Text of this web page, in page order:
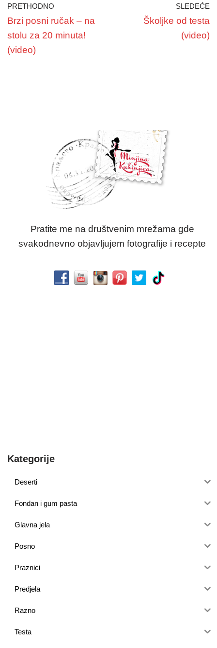
PRETHODNO
Brzi posni ručak – na
stolu za 20 minuta!
(video)
SLEDEĆE
Školjke od testa
(video)
Pratite me na društvenim mrežama gde
svakodnevno objavljujem fotografije i recepte
Kategorije
Deserti
Fondan i gum pasta
Glavna jela
Posno
Praznici
Predjela
Razno
Testa